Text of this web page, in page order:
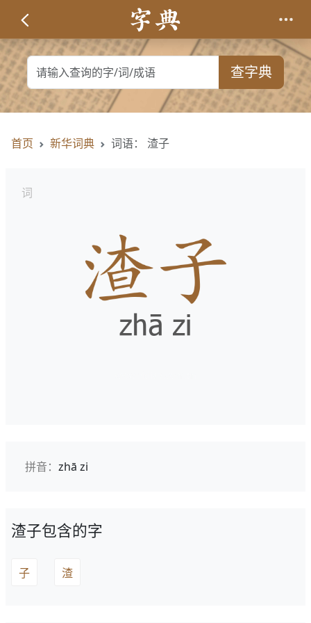
查字典
首页 新华词典 词语： 渣子
词
拼音： zhā zi
渣子包含的字
子 渣